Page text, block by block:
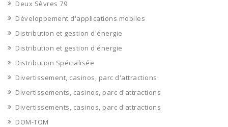
Deux Sèvres 79
Développement d'applications mobiles
Distribution et gestion d'énergie
Distribution et gestion d'énergie
Distribution Spécialisée
Divertissement, casinos, parc d'attractions
Divertissements, casinos, parc d'attractions
Divertissements, casinos, parc d'attractions
DOM-TOM